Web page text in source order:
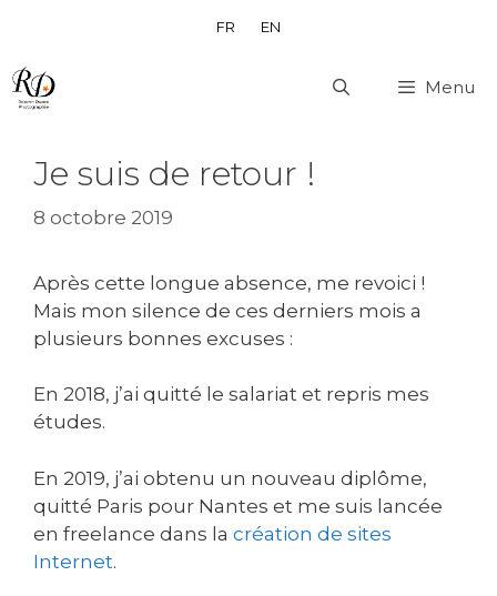
contenu
FR EN
Menu
Je suis de retour !
8 octobre 2019
Après cette longue absence, me revoici !
Mais mon silence de ces derniers mois a
plusieurs bonnes excuses :
En 2018, j’ai quitté le salariat et repris mes
études.
En 2019, j’ai obtenu un nouveau diplôme,
quitté Paris pour Nantes et me suis lancée
en freelance dans la création de sites
Internet.